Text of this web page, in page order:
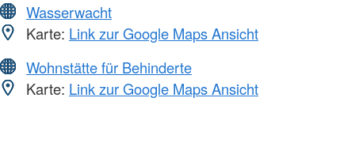
Wasserwacht
Karte: Link zur Google Maps Ansicht
Wohnstätte für Behinderte
Karte: Link zur Google Maps Ansicht